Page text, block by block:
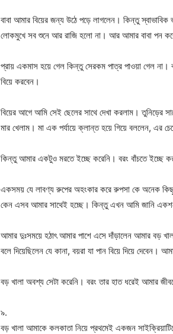
বাবা আমার বিয়ের জন্য উঠে পড়ে লাগলেন। কিন্তু
লোকমুখে সব শুনে আর রাজি হলো না। আর আমার বাবা পন
প্রায় একমাস হয়ে গেল কিন্তু সেরকম পাত্র পাওয়া গেল না।
বিয়ে করবেন।
বিয়ের আগে আমি সেই ছেলের সাথে দেখা করলাম। তুনিড়ের
মার খেলাম। মা এক পর্যায়ে ক্লান্ত হয়ে গিয়ে বললেন, এর
কিন্তু আমার একটুও মরতে ইচ্ছে করেনি। বরং বাঁচতে ইচ্ছে
একসময় যে লাবণ্য রুপের অহংকার করে রুপসা কে অনেক
কেন এসব আমার সাথেই হচ্ছে। কিন্তু এখন আমি জানি
আমার দুঃসময়ে হঠাৎ আমার পাশে এসে দাঁড়ালেন আমার বড়
বলে দিয়েছিলেন যে কানা, বয়রা যা পান বিয়ে দিয়ে দেবেন।
বড় খালা অবশ্য সেটা করেনি। বরং তার হাত ধরেই আমার
৯.
বড় খালা আমাকে কলকাতা নিয়ে প্রথমেই একজন